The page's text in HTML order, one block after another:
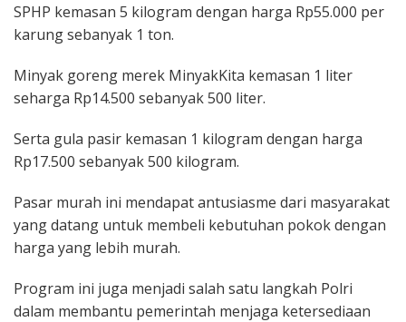
SPHP kemasan 5 kilogram dengan harga Rp55.000 per
karung sebanyak 1 ton.
Minyak goreng merek MinyakKita kemasan 1 liter
seharga Rp14.500 sebanyak 500 liter.
Serta gula pasir kemasan 1 kilogram dengan harga
Rp17.500 sebanyak 500 kilogram.
Pasar murah ini mendapat antusiasme dari masyarakat
yang datang untuk membeli kebutuhan pokok dengan
harga yang lebih murah.
Program ini juga menjadi salah satu langkah Polri
dalam membantu pemerintah menjaga ketersediaan